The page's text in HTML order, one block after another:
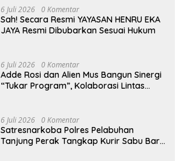
6 Juli 2026 0 Komentar
Sah! Secara Resmi YAYASAN HENRU EKA
JAYA Resmi Dibubarkan Sesuai Hukum
6 Juli 2026 0 Komentar
Adde Rosi dan Alien Mus Bangun Sinergi
“Tukar Program”, Kolaborasi Lintas
6 Juli 2026 0 Komentar
Satresnarkoba Polres Pelabuhan
Tanjung Perak Tangkap Kurir Sabu Baru